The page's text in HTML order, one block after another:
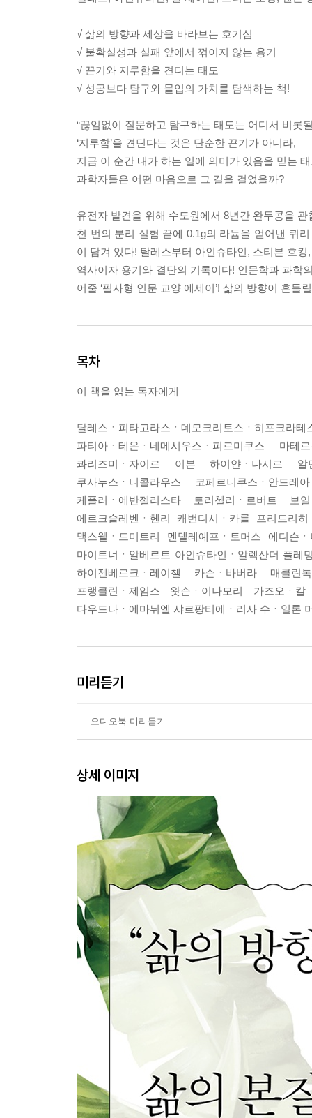
√ 삶의 방향과 세상을 바라보는 호기심
√ 불확실성과 실패 앞에서 꺾이지 않는 용기
√ 끈기와 지루함을 견디는 태도
√ 성공보다 탐구와 몰입의 가치를 탐색하는 책!
“끊임없이 질문하고 탐구하는 태도는 어디서 비롯
‘지루함’을 견딘다는 것은 단순한 끈기가 아니라,
지금 이 순간 내가 하는 일에 의미가 있음을 믿는
과학자들은 어떤 마음으로 그 길을 걸었을까?
유전자 발견을 위해 수도원에서 8년간 완두콩을
천 번의 분리 실험 끝에 0.1g의 라듐을 얻어낸 퀴
이 담겨 있다! 탈레스부터 아인슈타인, 스티븐 호
역사이자 용기와 결단의 기록이다! 인문학과 과학
어줄 ‘필사형 인문 교양 에세이’! 삶의 방향이 흔들
목차
이 책을 읽는 독자에게
탈레스ㆍ피타고라스ㆍ데모크리토스ㆍ히포크라
파티아ㆍ테온ㆍ네메시우스ㆍ피르미쿠스 마
콰리즈미ㆍ자이르 이븐 하이얀ㆍ나시르 알
쿠사누스ㆍ니콜라우스 코페르니쿠스ㆍ안드
케플러ㆍ에반젤리스타 토리첼리ㆍ로버트
에르크슬레벤ㆍ헨리 캐번디시ㆍ카를 프리드리
맥스웰ㆍ드미트리 멘델레예프ㆍ토머스 에디슨
마이트너ㆍ알베르트 아인슈타인ㆍ알렉산더 플
하이젠베르크ㆍ레이첼 카슨ㆍ바버라 매클린
프랭클린ㆍ제임스 왓슨ㆍ이나모리 가즈오ㆍ
다우드나ㆍ에마뉘엘 샤르팡티에ㆍ리사 수ㆍ일론
미리듣기
오디오북 미리듣기
상세 이미지